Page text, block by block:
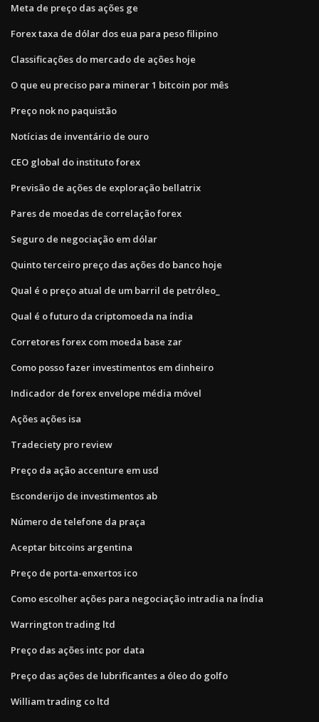
Meta de preço das ações ge
Forex taxa de dólar dos eua para peso filipino
Classificações do mercado de ações hoje
O que eu preciso para minerar 1 bitcoin por mês
Preço nok no paquistão
Notícias de inventário de ouro
CEO global do instituto forex
Previsão de ações de exploração bellatrix
Pares de moedas de correlação forex
Seguro de negociação em dólar
Quinto terceiro preço das ações do banco hoje
Qual é o preço atual de um barril de petróleo_
Qual é o futuro da criptomoeda na índia
Corretores forex com moeda base zar
Como posso fazer investimentos em dinheiro
Indicador de forex envelope média móvel
Ações ações isa
Tradeciety pro review
Preço da ação accenture em usd
Esconderijo de investimentos ab
Número de telefone da praça
Aceptar bitcoins argentina
Preço de porta-enxertos ico
Como escolher ações para negociação intradia na Índia
Warrington trading ltd
Preço das ações intc por data
Preço das ações de lubrificantes a óleo do golfo
William trading co ltd